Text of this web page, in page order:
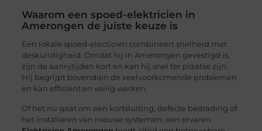
Waarom een spoed-elektricien in
Amerongen de juiste keuze is
Een lokale spoed-electicien combineert snelheid met
deskundigheid. Omdat hij in Amerongen gevestigd is,
zijn de aanrijtijden kort en kan hij snel ter plaatse zijn.
Hij begrijpt bovendien de veelvoorkomende problemen
en kan efficiënt en veilig werken.
Of het nu gaat om een kortsluiting, defecte bedrading of
het installeren van nieuwe systemen, een ervaren